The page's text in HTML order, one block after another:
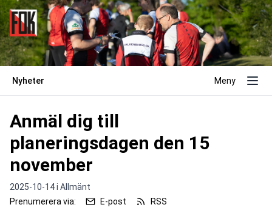
Nyheter Meny
Anmäl dig till
planeringsdagen den 15
november
2025-10-14 i Allmänt
Prenumerera via:
E-post RSS